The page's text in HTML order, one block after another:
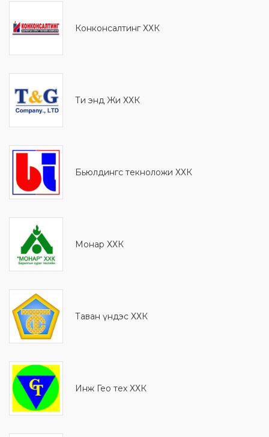
Конконсалтинг ХХК
Ти энд Жи ХХК
Бьюлдингс текноложи ХХК
Монaр ХХК
Таван үндэс ХХК
Инж Гео тех ХХК